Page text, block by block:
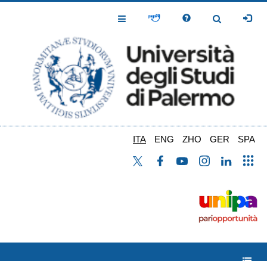
Toggle
Toggle
ITA ENG ZHO GER SPA